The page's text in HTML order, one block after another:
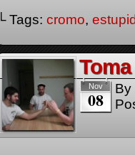
└ Tags: cromo,
Nov
08
By